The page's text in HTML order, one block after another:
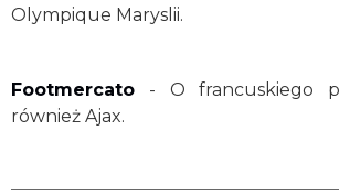
Olympique Maryslii.
Footmercato - O francuskiego
również Ajax.